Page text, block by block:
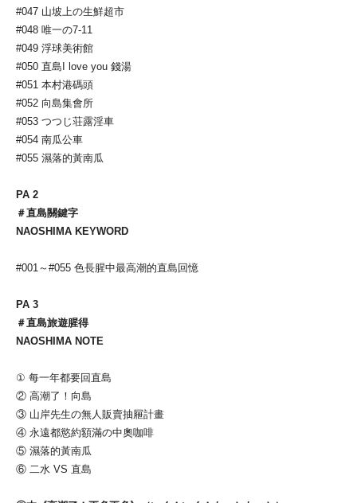
#047 山坡上の生鮮超市
#048 唯一の7-11
#049 浮球美術館
#050 直島I love you 錢湯
#051 本村港碼頭
#052 向島集會所
#053 つつじ荘露淫車
#054 南瓜公車
#055 濕落的黃南瓜
PA 2
＃直島關鍵字
NAOSHIMA KEYWORD
#001～#055 色長腥中最高潮的直島回憶
PA 3
＃直島旅遊腥得
NAOSHIMA NOTE
① 每一年都要回直島
② 高潮了！向島
③ 山岸先生の無人販賣抽屜計畫
④ 永遠都慾約額滿の中奧咖啡
⑤ 濕落的黃南瓜
⑥ 二水 VS 直島